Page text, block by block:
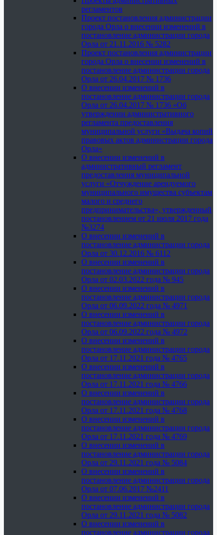
регламентов
Проект постановления администрации
города Орла о внесении изменений в
постановление администрации города
Орла от 21.11.2016 № 5282
Проект постановления администрации
города Орла о внесении изменений в
постановление администрации города
Орла от 26.04.2017 № 1736
О внесении изменений в
постановление администрации города
Орла от 26.04.2017 № 1736 «Об
утверждении административного
регламента предоставления
муниципальной услуги «Выдача копий
правовых актов администрации города
Орла»
О внесении изменений в
административный регламент
предоставления муниципальной
услуги «Отчуждение арендуемого
муниципального имущества субъектам
малого и среднего
предпринимательства», утвержденный
постановлением от 21 июля 2017 года
№3274
О внесении изменений в
постановление администрации города
Орла от 30.12.2016 № 6112
О внесении изменений в
постановление администрации города
Орла от 02.03.2022 года № 945
О внесении изменений в
постановление администрации города
Орла от 06.09.2022 года № 4971
О внесении изменений в
постановление администрации города
Орла от 06.09.2022 года № 4972
О внесении изменений в
постановление администрации города
Орла от 17.11.2021 года № 4765
О внесении изменений в
постановление администрации города
Орла от 17.11.2021 года № 4766
О внесении изменений в
постановление администрации города
Орла от 17.11.2021 года № 4768
О внесении изменений в
постановление администрации города
Орла от 17.11.2021 года № 4769
О внесении изменений в
постановление администрации города
Орла от 29.11.2021 года № 5084
О внесении изменений в
постановление администрации города
Орла от 07.06.2017 №2411
О внесении изменений в
постановление администрации города
Орла от 29.11.2021 года № 5082
О внесении изменений в
постановление администрации города